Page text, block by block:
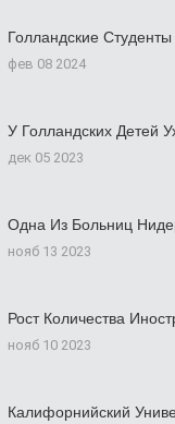
Голландские
фев 08 2024
У Голландских Детей
дек 05 2023
Одна Из Больниц
нояб 13 2023
Рост Количества
нояб 10 2023
Калифорнийский